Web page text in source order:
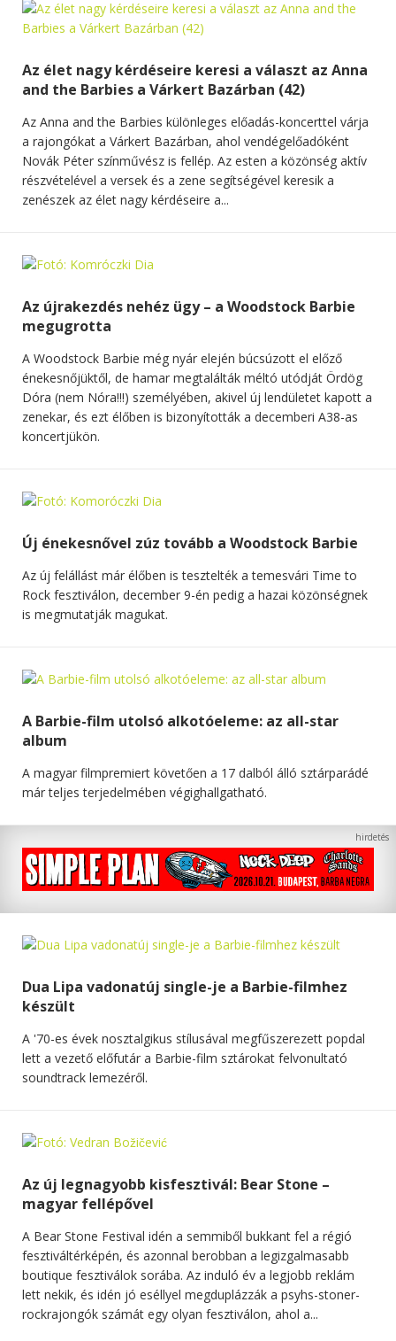
Az élet nagy kérdéseire keresi a választ az Anna
and the Barbies a Várkert Bazárban (42)
Az Anna and the Barbies különleges előadás-koncerttel várja
a rajongókat a Várkert Bazárban, ahol vendégelőadóként
Novák Péter színművész is fellép. Az esten a közönség aktív
részvételével a versek és a zene segítségével keresik a
zenészek az élet nagy kérdéseire a...
Az újrakezdés nehéz ügy – a Woodstock Barbie
megugrotta
A Woodstock Barbie még nyár elején búcsúzott el előző
énekesnőjüktől, de hamar megtalálták méltó utódját Ördög
Dóra (nem Nóra!!!) személyében, akivel új lendületet kapott a
zenekar, és ezt élőben is bizonyították a decemberi A38-as
koncertjükön.
Új énekesnővel zúz tovább a Woodstock Barbie
Az új felállást már élőben is tesztelték a temesvári Time to
Rock fesztiválon, december 9-én pedig a hazai közönségnek
is megmutatják magukat.
A Barbie-film utolsó alkotóeleme: az all-star
album
A magyar filmpremiert követően a 17 dalból álló sztárparádé
már teljes terjedelmében végighallgatható.
Dua Lipa vadonatúj single-je a Barbie-filmhez
készült
A '70-es évek nosztalgikus stílusával megfűszerezett popdal
lett a vezető előfutár a Barbie-film sztárokat felvonultató
soundtrack lemezéről.
Az új legnagyobb kisfesztivál: Bear Stone –
magyar fellépővel
A Bear Stone Festival idén a semmiből bukkant fel a régió
fesztiváltérképén, és azonnal berobban a legizgalmasabb
boutique fesztiválok sorába. Az induló év a legjobb reklám
lett nekik, és idén jó eséllyel megduplázzák a psyhs-stoner-
rockrajongók számát egy olyan fesztiválon, ahol a...